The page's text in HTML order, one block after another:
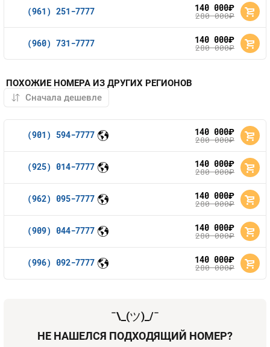
(961) 251-7777 140 000руб.
280 000руб.
(960) 731-7777 140 000руб.
280 000руб.
ПОХОЖИЕ НОМЕРА ИЗ ДРУГИХ РЕГИОНОВ
(901) 594-7777 140 000руб.
280 000руб.
(925) 014-7777 140 000руб.
280 000руб.
(962) 095-7777 140 000руб.
280 000руб.
(909) 044-7777 140 000руб.
280 000руб.
(996) 092-7777 140 000руб.
280 000руб.
¯\_(ツ)_/¯
НЕ НАШЕЛСЯ ПОДХОДЯЩИЙ НОМЕР?